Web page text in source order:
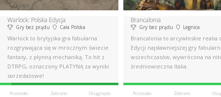
Warlock: Polska Edycja
Gry bez prądu Cała Polska
Warlock to brytyjska gra fabularna
rozgrywająca się w mrocznym świecie
fantasy, z płynną mechaniką. To hit z
DTRPG, oznaczony PLATYNĄ za wyniki
sprzedażowe!
Pozostało Zebrano Osiągnięto
Brancalonia
Gry bez prądu Legnica
Brancalonia to arcywłoskie realia
Edycji najsławniejszej gry
wszechczasów, wywrócona na
średniowieczna Italia.
Pozostało Zebrano